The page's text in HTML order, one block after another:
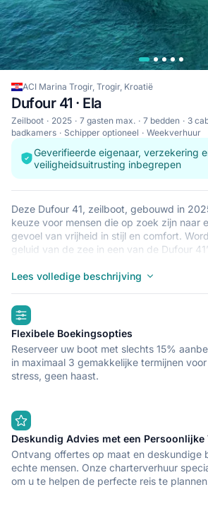
Français
Polski
ACI Marina Trogir, Trogir, Kroatië
Dufour 41 · Ela
Zeilboot 2025 7 gasten max. 7 bedden 3
badkamers
Schipper optioneel Weekverhuur
Geverifieerde eigenaar, verzekering
veiligheidsuitrusting inbegrepen
Deze Dufour 41, zeilboot, gebouwd in
keuze voor mensen die op zoek zijn naar
gevoel van vrijheid in stijl en comfort.
geluid van de zee in een van de Dufour
personen en is perfect voor een zeiltocht
goede uitvalsbasis voor het verkennen
Goede vaart!
Lees volledige beschrijving
highlights
Flexibele Boekingsopties
Reserveer uw boot met slechts 15%
in maximaal 3 gemakkelijke termijnen
stress, geen haast.
Deskundig Advies met een Persoonlijke
Ontvang offertes op maat en deskundige
echte mensen. Onze charterverhuur
om u te helpen de perfecte reis te